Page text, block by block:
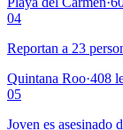
04
Reportan a 23
Quintana Roo·408
05
Joven es asesinado